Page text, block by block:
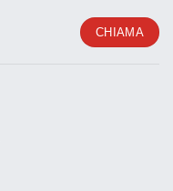
CHIAMA